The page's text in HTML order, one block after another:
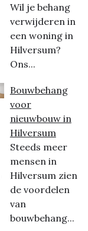
Wil je behang
verwijderen in
een woning in
Hilversum?
Ons...
Bouwbehang
voor
nieuwbouw in
Hilversum
Steeds meer
mensen in
Hilversum zien
de voordelen
van
bouwbehang...